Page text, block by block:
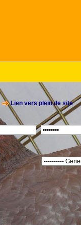
Lien vers plein de site